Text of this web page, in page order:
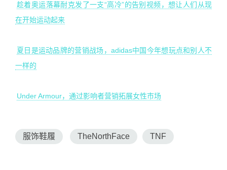
趁着奥运落幕耐克发了一支“高冷”的告别视频，想让人们从现
在开始运动起来
夏日是运动品牌的营销战场，adidas中国今年想玩点和别人不
一样的
Under Armour，通过影响者营销拓展女性市场
服饰鞋履 TheNorthFace TNF